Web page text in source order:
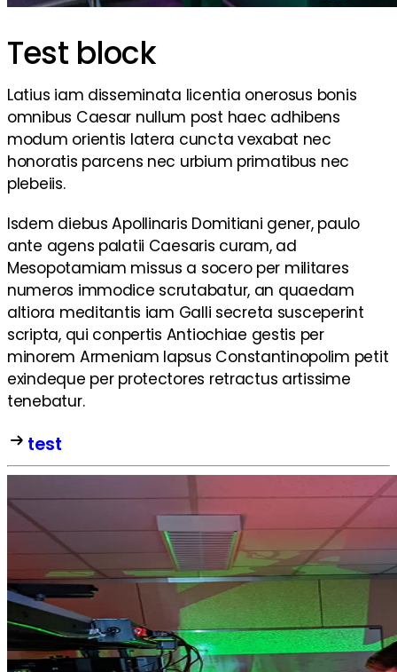
Test block
Latius iam disseminata licentia onerosus bonis
omnibus Caesar nullum post haec adhibens
modum orientis latera cuncta vexabat nec
honoratis parcens nec urbium primatibus nec
plebeiis.
Isdem diebus Apollinaris Domitiani gener, paulo
ante agens palatii Caesaris curam, ad
Mesopotamiam missus a socero per militares
numeros immodice scrutabatur, an quaedam
altiora meditantis iam Galli secreta susceperint
scripta, qui conpertis Antiochiae gestis per
minorem Armeniam lapsus Constantinopolim petit
exindeque per protectores retractus artissime
tenebatur.
test